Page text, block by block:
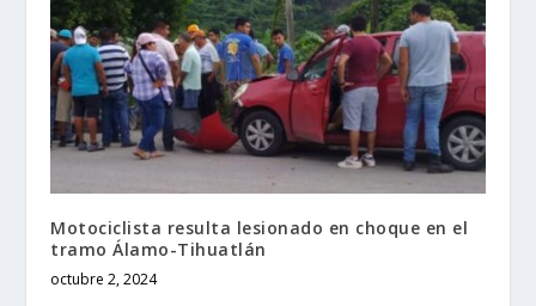
Motociclista resulta lesionado en choque en el
tramo Álamo-Tihuatlán
octubre 2, 2024